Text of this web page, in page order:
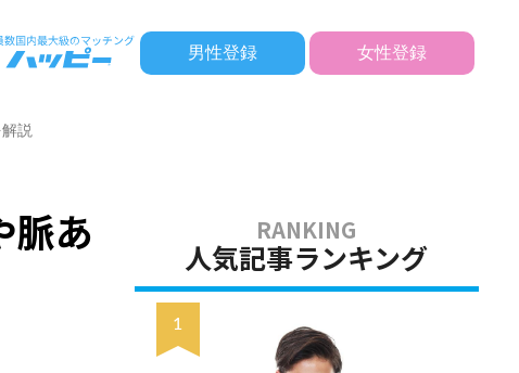
男性登録 女性登録
説
脈あ
人気記事ランキング